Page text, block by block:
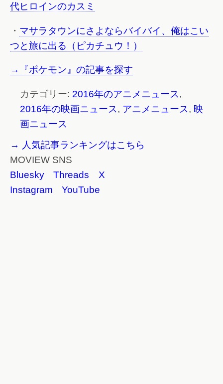
代ヒロインのカスミ
・ マサラタウンにさよならバイバイ、俺はこい
つと旅に出る（ピカチュウ！）
→『ポケモン』の記事を探す
カテゴリー: 2016年のアニメニュース,
2016年の映画ニュース, アニメニュース, 映
画ニュース
→ 人気記事ランキングはこちら
MOVIEW SNS
Bluesky
Threads
X
Instagram
YouTube